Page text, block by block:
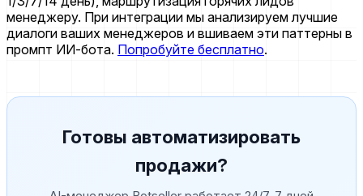
менеджеру. При интеграции мы анализируем лучшие
диалоги ваших менеджеров и вшиваем эти паттерны в
промпт ИИ-бота. Попробуйте бесплатно.
Готовы автоматизировать
продажи?